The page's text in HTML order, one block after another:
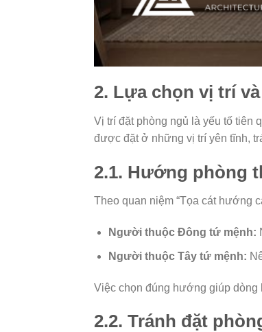
2. Lựa chọn vị trí
Vị trí đặt phòng ngủ là yếu tố tiên
được đặt ở những vị trí yên tĩnh,
2.1. Hướng phòng
Theo quan niệm “Tọa cát hướng
Người thuộc Đông tứ mệnh:
Người thuộc Tây tứ mệnh:
Việc chọn đúng hướng giúp dòng
2.2. Tránh đặt